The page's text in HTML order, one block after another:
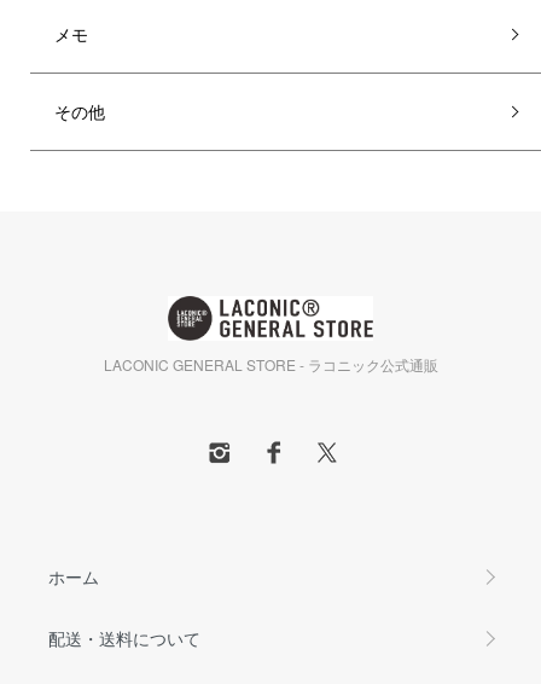
メモ
その他
LACONIC GENERAL STORE - ラコニック公式通販
ホーム
配送・送料について